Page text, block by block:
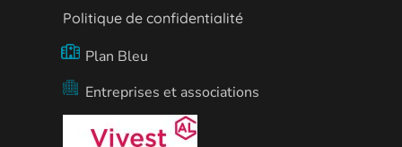
Politique de confidentialité
Plan Bleu
Entreprises et associations